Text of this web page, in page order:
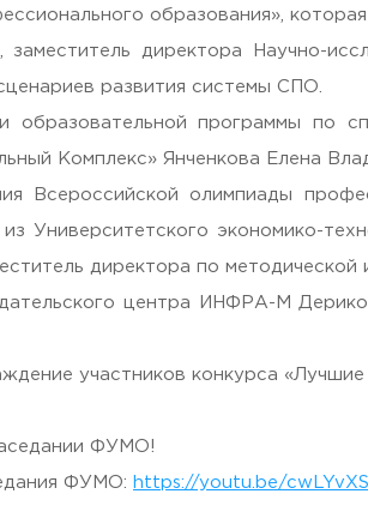
образования»,
заместитель директора Научно-
развития системы СПО.
образовательной программы
Комплекс» Янченкова Елена
Всероссийской олимпиады
Университетского экономико-
директора по
центра ИНФРА-М
участников конкурса
ФУМО!
ФУМО: https://youtu.be/